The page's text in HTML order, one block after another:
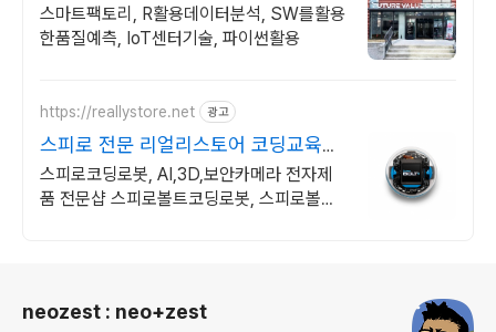
스마트팩토리, R활용데이터분석, SW를활용
한품질예측, IoT센터기술, 파이썬활용
https://reallystore.net 광고
스피로 전문 리얼리스토어 코딩교육을
쉽고 재밌게
스피로코딩로봇, AI,3D,보안카메라 전자제
품 전문샵 스피로볼트코딩로봇, 스피로볼트
neozest : neo+zest